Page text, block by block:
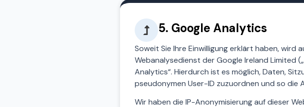
5. Google Analytics
Soweit Sie Ihre Einwilligung erklärt haben,
Webanalysedienst der Google Ireland Limited
Analytics“. Hierdurch ist es möglich, Daten,
pseudonymen User-ID zuzuordnen und so
Wir haben die IP-Anonymisierung auf dieser